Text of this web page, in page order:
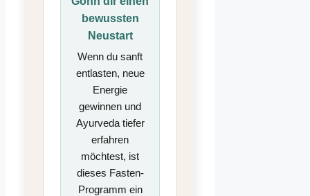
bewussten
Neustart
Wenn du sanft
entlasten, neue
Energie
gewinnen und
Ayurveda tiefer
erfahren
möchtest, ist
dieses Fasten-
Programm ein